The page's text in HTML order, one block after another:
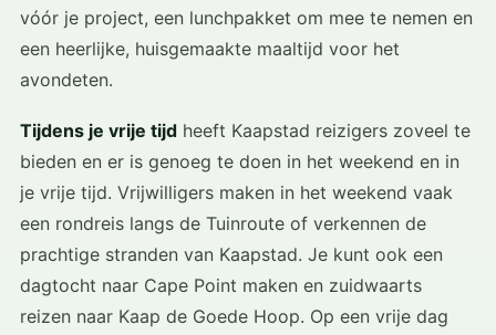
vóór je project, een lunchpakket om mee te nemen en
een heerlijke, huisgemaakte maaltijd voor het
avondeten.
Tijdens je vrije tijd heeft Kaapstad reizigers zoveel te
bieden en er is genoeg te doen in het weekend en in
je vrije tijd. Vrijwilligers maken in het weekend vaak
een rondreis langs de Tuinroute of verkennen de
prachtige stranden van Kaapstad. Je kunt ook een
dagtocht naar Cape Point maken en zuidwaarts
reizen naar Kaap de Goede Hoop. Op een vrije dag